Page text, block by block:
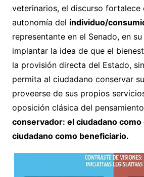
veterinarios, el discurso fortalece
autonomía del individuo/
representante en el Senado, en
implantar la idea de que el
la provisión directa del Estado,
permita al ciudadano conservar
proveerse de sus propios
oposición clásica del pensamiento
conservador: el ciudadano como
ciudadano como beneficiario.